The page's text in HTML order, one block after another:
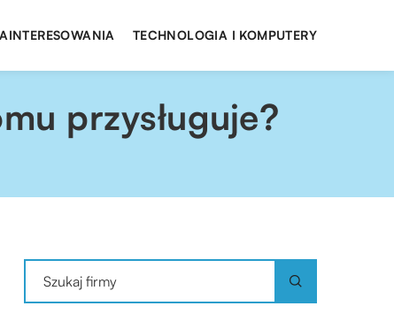
TECHNOLOGIA I KOMPUTERY
przysługuje?